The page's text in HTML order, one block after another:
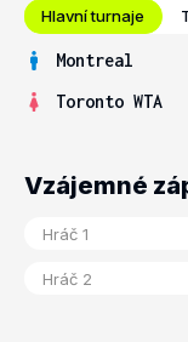
Hlavní turnaje
Montreal
Toronto WTA
Vzájemné